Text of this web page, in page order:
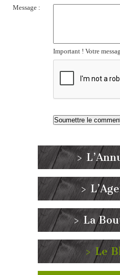
Message :
Important ! Votre
>
>
> La
> Le